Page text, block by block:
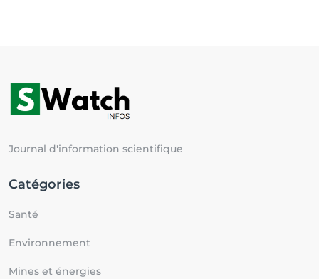
Journal d'information scientifique
Catégories
Santé
Environnement
Mines et énergies